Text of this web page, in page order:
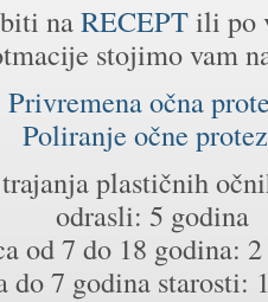
naRECEPTili po
stojimo vam
Privremena očna
Poliranje očne
plastičnih
odrasli: 5 godina
od 7 do 18 godina:
do 7 godina starosti: